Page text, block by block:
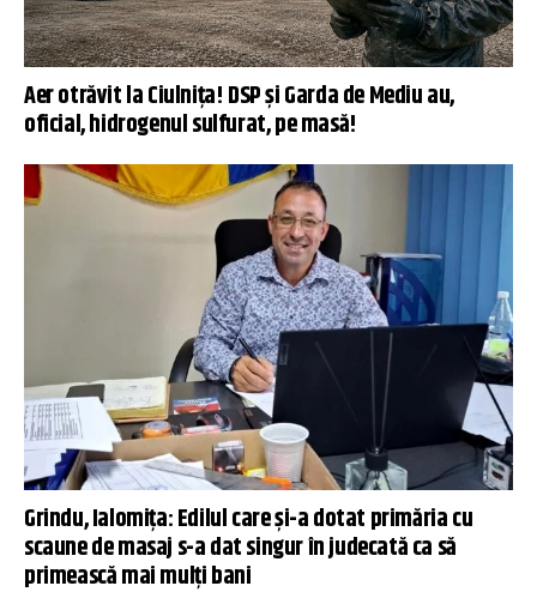
Aer otrăvit la Ciulnița! DSP și Garda de Mediu au,
oficial, hidrogenul sulfurat, pe masă!
Grindu, Ialomița: Edilul care și-a dotat primăria cu
scaune de masaj s-a dat singur în judecată ca să
primească mai mulți bani